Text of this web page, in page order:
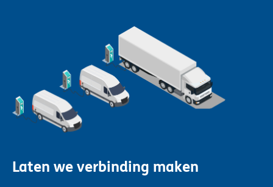
Laten we verbinding maken